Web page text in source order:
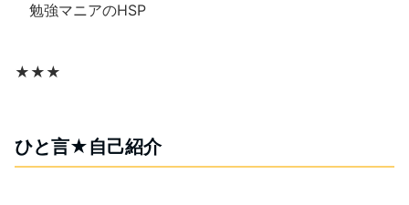
勉強マニアのHSP
★★★
ひと言★自己紹介